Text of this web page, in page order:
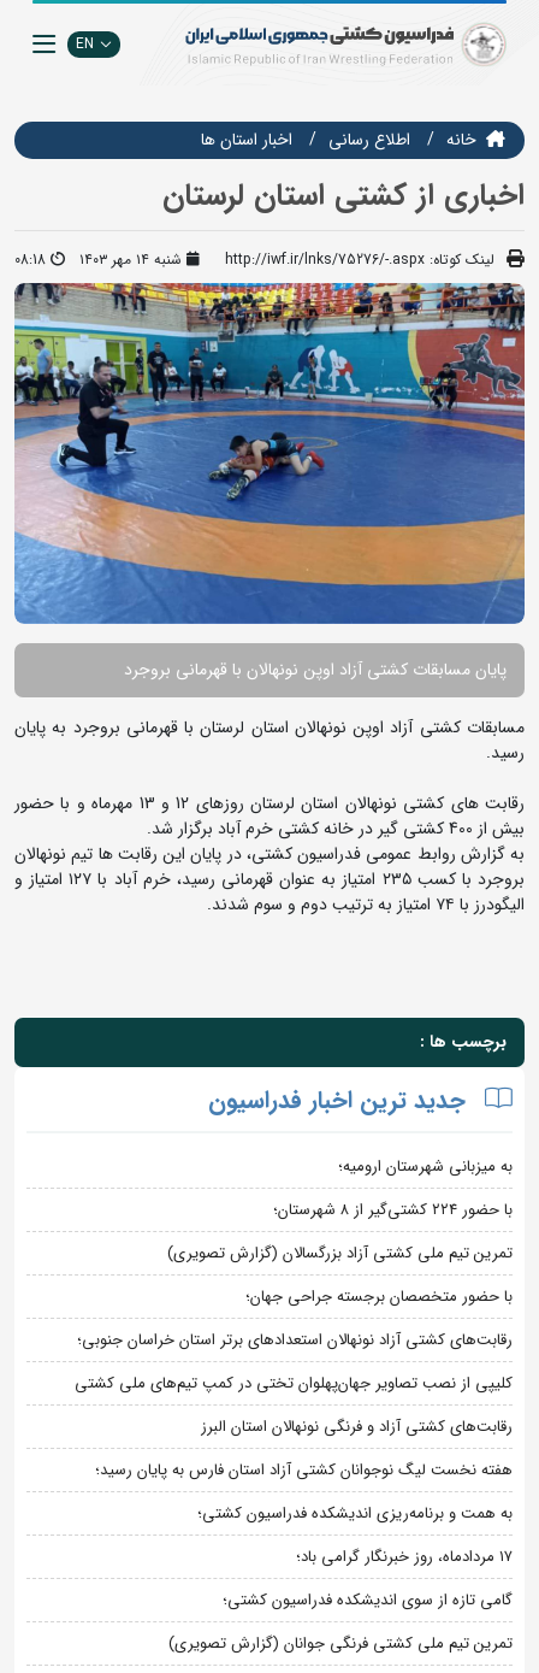
EN
خانه اطلاع رسانی اخبار استان ها
اخباری از کشتی استان لرستان
لینک کوتاه: http://iwf.ir/lnks/75276/-.aspx شنبه ۱۴ مهر ۱۴۰۳ 08:18
پایان مسابقات کشتی آزاد اوپن نونهالان با قهرمانی بروجرد
مسابقات کشتی آزاد اوپن نونهالان استان لرستان با قهرمانی بروجرد به پایان
رسید.
رقابت های کشتی نونهالان استان لرستان روزهای 12 و 13 مهرماه و با حضور
بیش از 400 کشتی گیر در خانه کشتی خرم آباد برگزار شد.
به گزارش روابط عمومی فدراسیون کشتی، در پایان این رقابت ها تیم نونهالان
بروجرد با کسب ۲۳۵ امتیاز به عنوان قهرمانی رسید، خرم آباد با ۱۲۷ امتیاز و
الیگودرز با ۷۴ امتیاز به ترتیب دوم و سوم شدند.
برچسب ها :
جدید ترین اخبار فدراسیون
به میزبانی شهرستان ارومیه؛
با حضور ۲۲۴ کشتی‌گیر از ۸ شهرستان؛
تمرین تیم ملی کشتی آزاد بزرگسالان (گزارش تصویری)
با حضور متخصصان برجسته جراحی جهان؛
رقابت‌های کشتی آزاد نونهالان استعدادهای برتر استان خراسان جنوبی؛
کلیپی از نصب تصاویر جهان‌پهلوان تختی در کمپ تیم‌های ملی کشتی
رقابت‌های کشتی آزاد و فرنگی نونهالان استان البرز
هفته نخست لیگ نوجوانان کشتی آزاد استان فارس به پایان رسید؛
به همت و برنامه‌ریزی اندیشکده فدراسیون کشتی؛
۱۷ مردادماه، روز خبرنگار گرامی باد؛
گامی تازه از سوی اندیشکده فدراسیون کشتی؛
تمرین تیم ملی کشتی فرنگی جوانان (گزارش تصویری)